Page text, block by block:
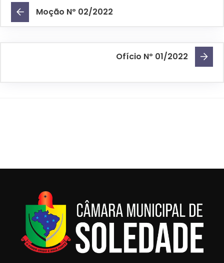
Moção Nº 02/2022
Ofício Nº 01/2022